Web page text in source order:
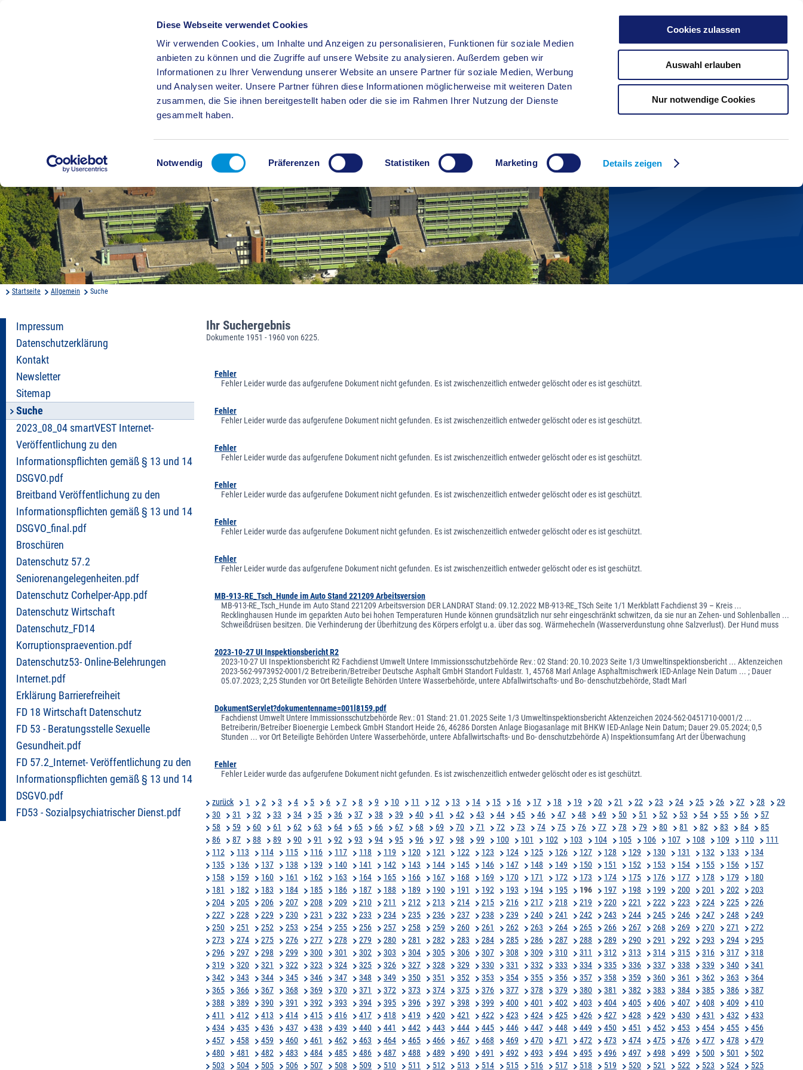
Diese Webseite verwendet Cookies
Wir verwenden Cookies, um Inhalte und Anzeigen zu personalisieren, Funktionen für soziale Medien
anbieten zu können und die Zugriffe auf unsere Website zu analysieren. Außerdem geben wir
Informationen zu Ihrer Verwendung unserer Website an unsere Partner für soziale Medien, Werbung
und Analysen weiter. Unsere Partner führen diese Informationen möglicherweise mit weiteren Daten
zusammen, die Sie ihnen bereitgestellt haben oder die sie im Rahmen Ihrer Nutzung der Dienste
gesammelt haben.
Einwilligungsauswahl
Notwendig Präferenzen Statistiken Marketing Details zeigen
Cookies zulassen
Auswahl erlauben
Nur notwendige Cookies
BÜRGERSERVICE KREISHAUS WIRTSCHAFT BILDUNG
Startseite Allgemein Suche
Impressum
Datenschutzerklärung
Kontakt
Newsletter
Sitemap
Suche
2023_08_04 smartVEST Internet-
Veröffentlichung zu den
Informationspflichten gemäß § 13 und 14
DSGVO.pdf
Breitband Veröffentlichung zu den
Informationspflichten gemäß § 13 und 14
DSGVO_final.pdf
Broschüren
Datenschutz 57.2
Seniorenangelegenheiten.pdf
Datenschutz Corhelper-App.pdf
Datenschutz Wirtschaft
Datenschutz_FD14
Korruptionspraevention.pdf
Datenschutz53- Online-Belehrungen
Internet.pdf
Erklärung Barrierefreiheit
FD 18 Wirtschaft Datenschutz
FD 53 - Beratungsstelle Sexuelle
Gesundheit.pdf
FD 57.2_Internet- Veröffentlichung zu den
Informationspflichten gemäß § 13 und 14
DSGVO.pdf
FD53 - Sozialpsychiatrischer Dienst.pdf
Ihr Suchergebnis
Dokumente 1951 - 1960 von 6225.
Fehler
Fehler Leider wurde das aufgerufene Dokument nicht gefunden. Es ist zwischenzeitlich entweder gelöscht oder es ist geschützt.
Fehler
Fehler Leider wurde das aufgerufene Dokument nicht gefunden. Es ist zwischenzeitlich entweder gelöscht oder es ist geschützt.
Fehler
Fehler Leider wurde das aufgerufene Dokument nicht gefunden. Es ist zwischenzeitlich entweder gelöscht oder es ist geschützt.
Fehler
Fehler Leider wurde das aufgerufene Dokument nicht gefunden. Es ist zwischenzeitlich entweder gelöscht oder es ist geschützt.
Fehler
Fehler Leider wurde das aufgerufene Dokument nicht gefunden. Es ist zwischenzeitlich entweder gelöscht oder es ist geschützt.
Fehler
Fehler Leider wurde das aufgerufene Dokument nicht gefunden. Es ist zwischenzeitlich entweder gelöscht oder es ist geschützt.
MB-913-RE_Tsch_Hunde im Auto Stand 221209 Arbeitsversion
MB-913-RE_Tsch_Hunde im Auto Stand 221209 Arbeitsversion DER LANDRAT Stand: 09.12.2022 MB-913-RE_TSch Seite 1/1 Merkblatt Fachdienst 39 – Kreis ...
Recklinghausen Hunde im geparkten Auto bei hohen Temperaturen Hunde können grundsätzlich nur sehr eingeschränkt schwitzen, da sie nur an Zehen- und Sohlenballen ...
Schweißdrüsen besitzen. Die Verhinderung der Überhitzung des Körpers erfolgt u.a. über das sog. Wärmehecheln (Wasserverdunstung ohne Salzverlust). Der Hund muss
2023-10-27 UI Inspektionsbericht R2
2023-10-27 UI Inspektionsbericht R2 Fachdienst Umwelt Untere Immissionsschutzbehörde Rev.: 02 Stand: 20.10.2023 Seite 1/3 Umweltinspektionsbericht ... Aktenzeichen
2023-562-9973952-0001/2 Betreiberin/Betreiber Deutsche Asphalt GmbH Standort Fuldastr. 1, 45768 Marl Anlage Asphaltmischwerk IED-Anlage Nein Datum ... ; Dauer
05.07.2023; 2,25 Stunden vor Ort Beteiligte Behörden Untere Wasserbehörde, untere Abfallwirtschafts- und Bo- denschutzbehörde, Stadt Marl
DokumentServlet?dokumentenname=001l8159.pdf
Fachdienst Umwelt Untere Immissionsschutzbehörde Rev.: 01 Stand: 21.01.2025 Seite 1/3 Umweltinspektionsbericht Aktenzeichen 2024-562-0451710-0001/2 ...
Betreiberin/Betreiber Bioenergie Lembeck GmbH Standort Heide 26, 46286 Dorsten Anlage Biogasanlage mit BHKW IED-Anlage Nein Datum; Dauer 29.05.2024; 0,5
Stunden ... vor Ort Beteiligte Behörden Untere Wasserbehörde, untere Abfallwirtschafts- und Bo- denschutzbehörde A) Inspektionsumfang Art der Überwachung
Fehler
Fehler Leider wurde das aufgerufene Dokument nicht gefunden. Es ist zwischenzeitlich entweder gelöscht oder es ist geschützt.
zurück 1 2 3 4 5 6 7 8 9 10 11 12 13 14 15 16 17 18 19 20 21 22 23 24 25 26 27 28
29
30
31 32 33 34 35 36 37 38 39 40 41 42 43 44 45 46 47 48 49 50 51 52 53 54 55 56
57
58
59 60 61 62 63 64 65 66 67 68 69 70 71 72 73 74 75 76 77 78 79 80 81 82 83 84
85
86
87 88 89 90 91 92 93 94 95 96 97 98 99 100 101 102 103 104 105 106 107 108 109 110
111
112
113 114 115 116 117 118 119 120 121 122 123 124 125 126 127 128 129 130 131 132 133
134
135
136 137 138 139 140 141 142 143 144 145 146 147 148 149 150 151 152 153 154 155 156
157
158
159 160 161 162 163 164 165 166 167 168 169 170 171 172 173 174 175 176 177 178 179
180
181
182 183 184 185 186 187 188 189 190 191 192 193 194 195 196 197 198 199 200 201 202
203
204
205 206 207 208 209 210 211 212 213 214 215 216 217 218 219 220 221 222 223 224 225
226
227
228 229 230 231 232 233 234 235 236 237 238 239 240 241 242 243 244 245 246 247 248
249
250
251 252 253 254 255 256 257 258 259 260 261 262 263 264 265 266 267 268 269 270 271
272
273
274 275 276 277 278 279 280 281 282 283 284 285 286 287 288 289 290 291 292 293 294
295
296
297 298 299 300 301 302 303 304 305 306 307 308 309 310 311 312 313 314 315 316 317
318
319
320 321 322 323 324 325 326 327 328 329 330 331 332 333 334 335 336 337 338 339 340
341
342
343 344 345 346 347 348 349 350 351 352 353 354 355 356 357 358 359 360 361 362 363
364
365
366 367 368 369 370 371 372 373 374 375 376 377 378 379 380 381 382 383 384 385 386
387
388
389 390 391 392 393 394 395 396 397 398 399 400 401 402 403 404 405 406 407 408 409
410
411
412 413 414 415 416 417 418 419 420 421 422 423 424 425 426 427 428 429 430 431 432
433
434
435 436 437 438 439 440 441 442 443 444 445 446 447 448 449 450 451 452 453 454 455
456
457
458 459 460 461 462 463 464 465 466 467 468 469 470 471 472 473 474 475 476 477 478
479
480
481 482 483 484 485 486 487 488 489 490 491 492 493 494 495 496 497 498 499 500 501
502
503
504 505 506 507 508 509 510 511 512 513 514 515 516 517 518 519 520 521 522 523 524 525